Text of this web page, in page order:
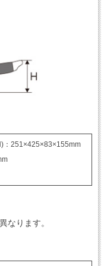
：251×425×83×155mm
なります。